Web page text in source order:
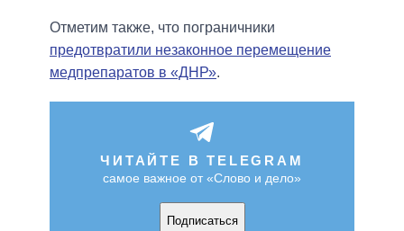
Отметим также, что пограничники
предотвратили незаконное перемещение
медпрепаратов в «ДНР».
ЧИТАЙТЕ В TELEGRAM
самое важное от «Слово и дело»
Подписаться